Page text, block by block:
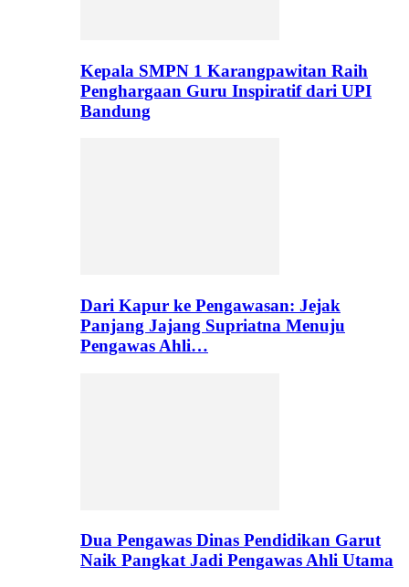
Kepala SMPN 1 Karangpawitan Raih
Penghargaan Guru Inspiratif dari UPI
Bandung
Dari Kapur ke Pengawasan: Jejak
Panjang Jajang Supriatna Menuju
Pengawas Ahli…
Dua Pengawas Dinas Pendidikan Garut
Naik Pangkat Jadi Pengawas Ahli Utama